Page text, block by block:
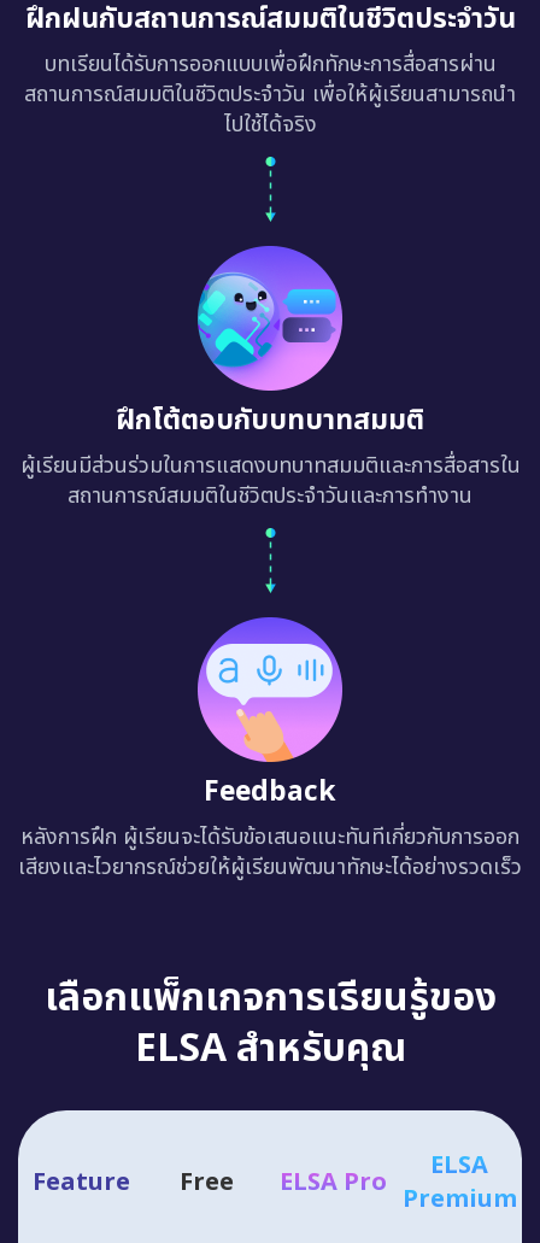
ฝึกฝนกับสถานการณ์สมมติในชีวิตประจำวัน
บทเรียนได้รับการออกแบบเพื่อฝึกทักษะการสื่อสารผ่าน
สถานการณ์สมมติในชีวิตประจำวัน เพื่อให้ผู้เรียนสามารถนำ
ไปใช้ได้จริง
ฝึกโต้ตอบกับบทบาทสมมติ
ผู้เรียนมีส่วนร่วมในการแสดงบทบาทสมมติและการสื่อสารใน
สถานการณ์สมมติในชีวิตประจำวันและการทำงาน
Feedback
หลังการฝึก ผู้เรียนจะได้รับข้อเสนอแนะทันทีเกี่ยวกับการออก
เสียงและไวยากรณ์ช่วยให้ผู้เรียนพัฒนาทักษะได้อย่างรวดเร็ว
เลือกแพ็กเกจการเรียนรู้ของ
ELSA สำหรับคุณ
Feature Free ELSA Pro
ELSA
Premium